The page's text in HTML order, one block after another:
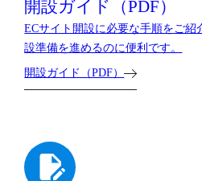
開設ガイド（PDF）
ECサイト開設に必要な手順をご紹
設準備を進めるのに便利です。
開設ガイド（PDF）